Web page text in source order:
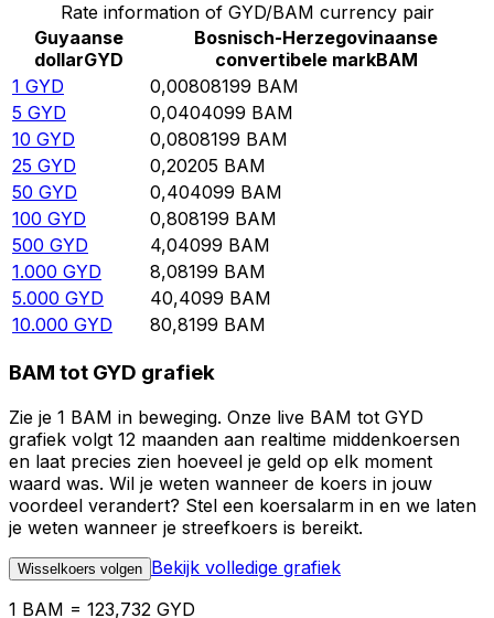
Rate information of GYD/BAM currency pair
Guyaanse
dollarGYD
Bosnisch-Herzegovinaanse
convertibele markBAM
1 GYD 0,00808199 BAM
5 GYD 0,0404099 BAM
10 GYD 0,0808199 BAM
25 GYD 0,20205 BAM
50 GYD 0,404099 BAM
100 GYD 0,808199 BAM
500 GYD 4,04099 BAM
1.000 GYD 8,08199 BAM
5.000 GYD 40,4099 BAM
10.000 GYD 80,8199 BAM
BAM tot GYD grafiek
Zie je 1 BAM in beweging. Onze live BAM tot GYD
grafiek volgt 12 maanden aan realtime middenkoersen
en laat precies zien hoeveel je geld op elk moment
waard was. Wil je weten wanneer de koers in jouw
voordeel verandert? Stel een koersalarm in en we laten
je weten wanneer je streefkoers is bereikt.
Wisselkoers volgen Bekijk volledige grafiek
1 BAM = 123,732 GYD